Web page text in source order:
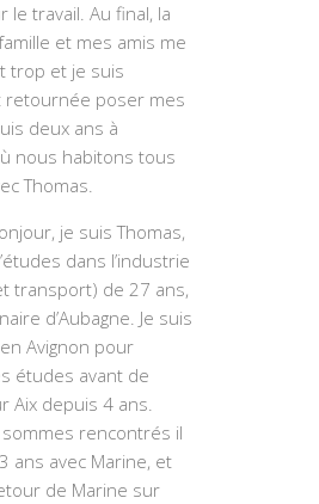
le travail. Au final, la
et mes amis me
trop et je suis
retournée poser mes
deux ans à
nous habitons tous
Thomas.
je suis Thomas,
dans l’industrie
transport) de 27 ans,
d’Aubagne. Je suis
Avignon pour
études avant de
Aix depuis 4 ans.
rencontrés il
ans avec Marine, et
de Marine sur